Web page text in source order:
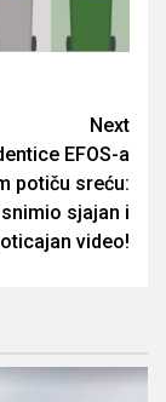
Next
EFOS-a
potiču sreću:
sjajan i
video!